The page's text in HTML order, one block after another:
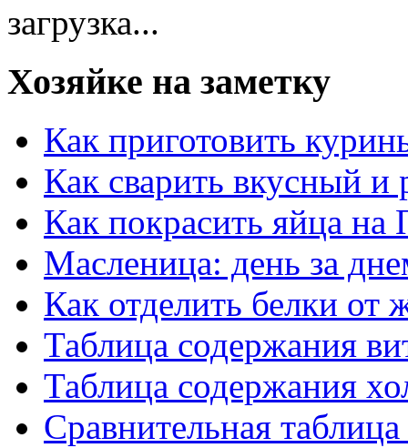
загрузка...
Хозяйке на заметку
Как приготовить
Как сварить вкусный и
Как покрасить яйца на
Масленица: день за
Как отделить белки от
Таблица содержания
Таблица содержания
Сравнительная